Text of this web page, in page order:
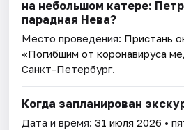
на небольшом катере:
парадная Нева?
Место проведения: Пристань
«Погибшим от коронавируса
Санкт-Петербург.
Когда запланирован
Дата и время:31 июля 2026 •